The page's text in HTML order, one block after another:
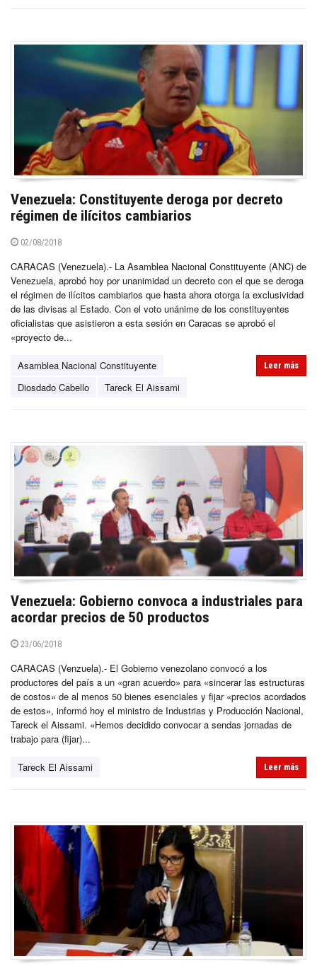
Venezuela: Constituyente deroga por decreto
régimen de ilícitos cambiarios
02/08/2018
CARACAS (Venezuela).- La Asamblea Nacional Constituyente (ANC) de
Venezuela, aprobó hoy por unanimidad un decreto con el que se deroga
el régimen de ilícitos cambiarios que hasta ahora otorga la exclusividad
de las divisas al Estado. Con el voto unánime de los constituyentes
oficialistas que asistieron a esta sesión en Caracas se aprobó el
«proyecto de...
Asamblea Nacional Constituyente
Diosdado Cabello
Tareck El Aissami
Leer más
Venezuela: Gobierno convoca a industriales para
acordar precios de 50 productos
23/06/2018
CARACAS (Venzuela).- El Gobierno venezolano convocó a los
productores del país a un «gran acuerdo» para «sincerar las estructuras
de costos» de al menos 50 bienes esenciales y fijar «precios acordados
de estos», informó hoy el ministro de Industrias y Producción Nacional,
Tareck el Aissami. «Hemos decidido convocar a sendas jornadas de
trabajo para (fijar)...
Tareck El Aissami Leer más